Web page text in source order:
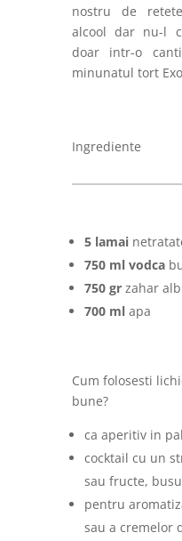
nostru de
alcool dar nu-l
doar intr-o
minunatul tort
Ingrediente
5 lamai
750 ml vodca
750 grzahar alb
700 mlapa
Cum folosesti
bune?
ca aperitiv in
cocktail cu un
sau fructe,
pentru
sau a cremelor